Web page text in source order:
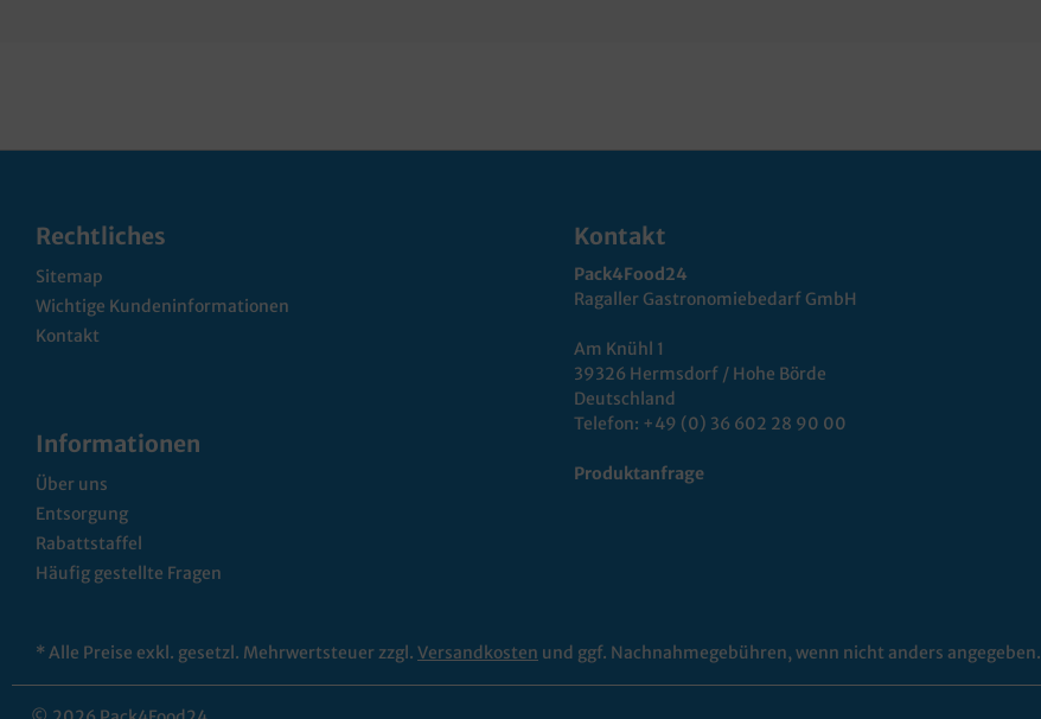
Rechtliches
Sitemap
Wichtige Kundeninformationen
Kontakt
Informationen
Über uns
Entsorgung
Rabattstaffel
Häufig gestellte Fragen
Kontakt
Pack4Food24
Ragaller Gastronomiebedarf GmbH
Am Knühl 1
39326 Hermsdorf / Hohe Börde
Deutschland
Telefon: +49 (0) 36 602 28 90 00
Produktanfrage
* Alle Preise exkl. gesetzl. Mehrwertsteuer zzgl. Versandkosten und ggf. Nachnahmegebühren, wenn nicht anders angegeben.